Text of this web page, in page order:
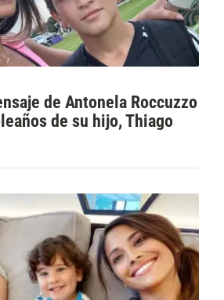
de Antonela Roccuzzo
de su hijo, Thiago